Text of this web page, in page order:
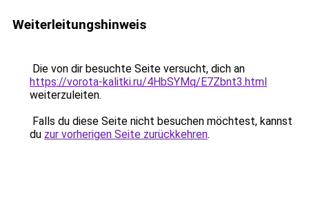
Weiterleitungshinweis
Die von dir besuchte Seite versucht, dich an
https://vorota-kalitki.ru/4HbSYMq/E7Zbnt3.html
weiterzuleiten.
Falls du diese Seite nicht besuchen möchtest, kannst
du zur vorherigen Seite zurückkehren.